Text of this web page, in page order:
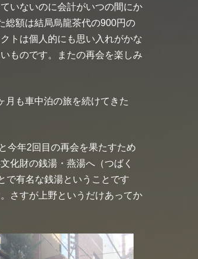
いないのに会計がいつの間にか
総額は結局烏龍茶代の900円の
トは個人的にも思い入れがかな
ものです。またの再会を楽しみ
月も車中泊の旅を続けてきた
今年2回目の再会を果たすため
化財の銭湯・燕湯へ（つばく
で有名な銭湯ということです
さすが上野というだけあってか